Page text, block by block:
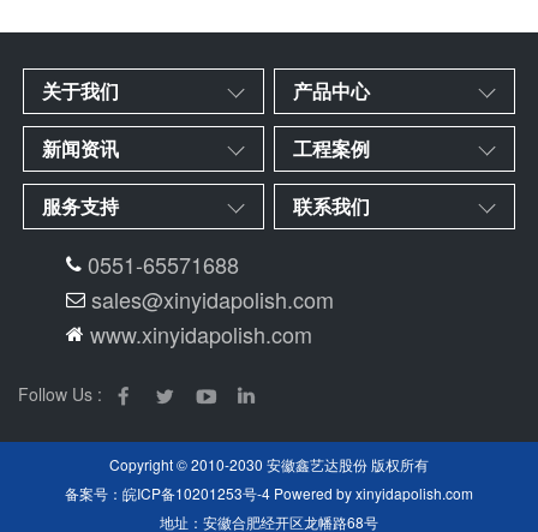
关于我们 产品中心
新闻资讯 工程案例
服务支持 联系我们
0551-65571688
sales@xinyidapolish.com
www.xinyidapolish.com
Follow Us :
Copyright © 2010-2030 安徽鑫艺达股份 版权所有
备案号： 皖ICP备10201253号-4 Powered byxinyidapolish.com
地址：安徽合肥经开区龙幡路68号